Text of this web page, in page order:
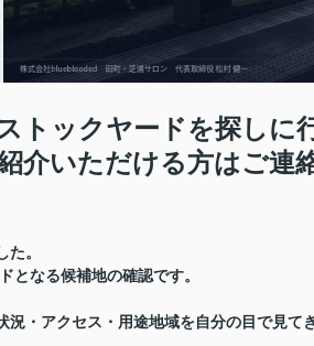
トックヤードを探し
介いただける方はご連
た。
となる候補地の確認です。
況・アクセス・用途地域を自分の目で見て